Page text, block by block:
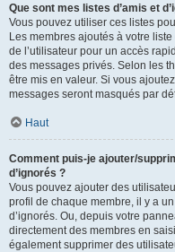
Que sont mes listes d’amis et
Vous pouvez utiliser ces listes
Les membres ajoutés à votre
de l’utilisateur pour un accès
des messages privés. Selon les
être mis en valeur. Si vous
messages seront masqués par
Haut
Comment puis-je ajouter/
d’ignorés ?
Vous pouvez ajouter des
profil de chaque membre, il y a
d’ignorés. Ou, depuis votre
directement des membres en
également supprimer des